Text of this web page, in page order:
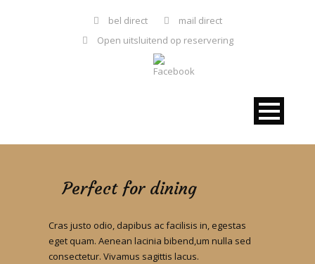
bel direct
mail direct
Open uitsluitend op reservering
Perfect for dining
Cras justo odio, dapibus ac facilisis in, egestas
eget quam. Aenean lacinia bibend,um nulla sed
consectetur. Vivamus sagittis lacus.